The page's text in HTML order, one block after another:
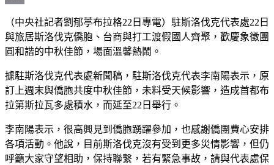
（中央社記者劉郁葶布拉格22日專電）駐斯洛伐克代表處22日
與旅居斯洛伐克僑胞、台商與打工渡假國人齊聚，歡慶象徵團
圓和諧的中秋佳節，場面溫馨熱鬧。
據駐斯洛伐克代表處新聞稿，駐斯洛伐克代表李南陽表示，原
訂上週末與僑胞共度中秋佳節，未料受天候影響，造成首都布
拉第斯拉瓦多處積水，而延至22日舉行。
李南陽表示，很高興見到僑胞踴躍參加，也感謝僑團費心安排
各項活動。他說，目前斯洛伐克沒有受到更多災情影響，但仍
呼籲大家守望相助，保持聯繫，若有緊急事故，請與代表處保